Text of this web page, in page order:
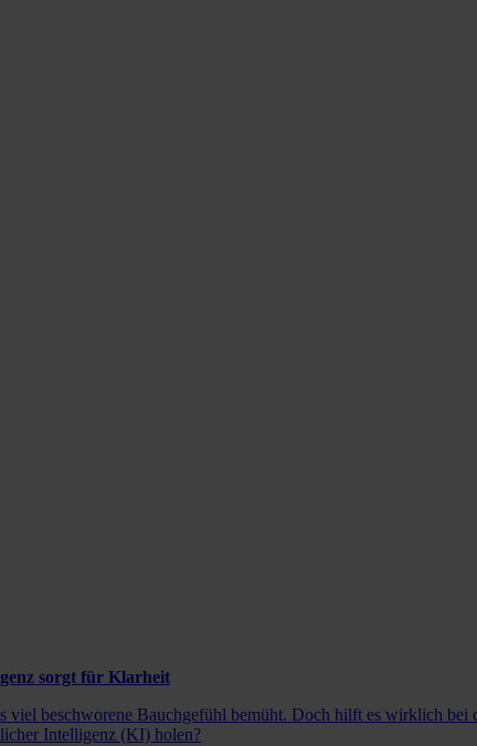
sorgt für Klarheit
viel beschworene Bauchgefühl bemüht. Doch hilft es wirklich
Intelligenz (KI) holen?